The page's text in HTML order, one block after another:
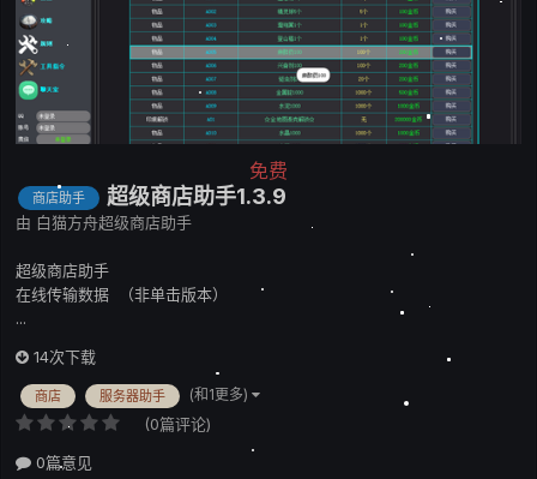
免费
商店助手 超级商店助手1.3.9
由 白猫方舟超级商店助手
超级商店助手
在线传输数据 （非单击版本）
...
14次下载
商店 服务器助手 (和1更多)
(0篇评论)
0篇意见